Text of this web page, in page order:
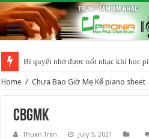
Bí quyết nhớ được nốt nhạc khi học
Home / Chưa Bao Giờ Mẹ Kể piano sheet
cbgmk
Thuan Tran July 5, 2021